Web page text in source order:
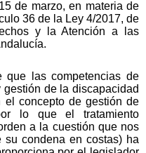
de marzo, en materia de
36 de la Ley 4/2017, de
y la Atención a las
que las competencias de
de la discapacidad
el concepto de gestión de
lo que el tratamiento
a la cuestión que nos
condena en costas) ha